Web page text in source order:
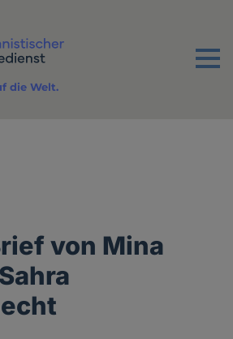
Menu
die Welt.
von Mina